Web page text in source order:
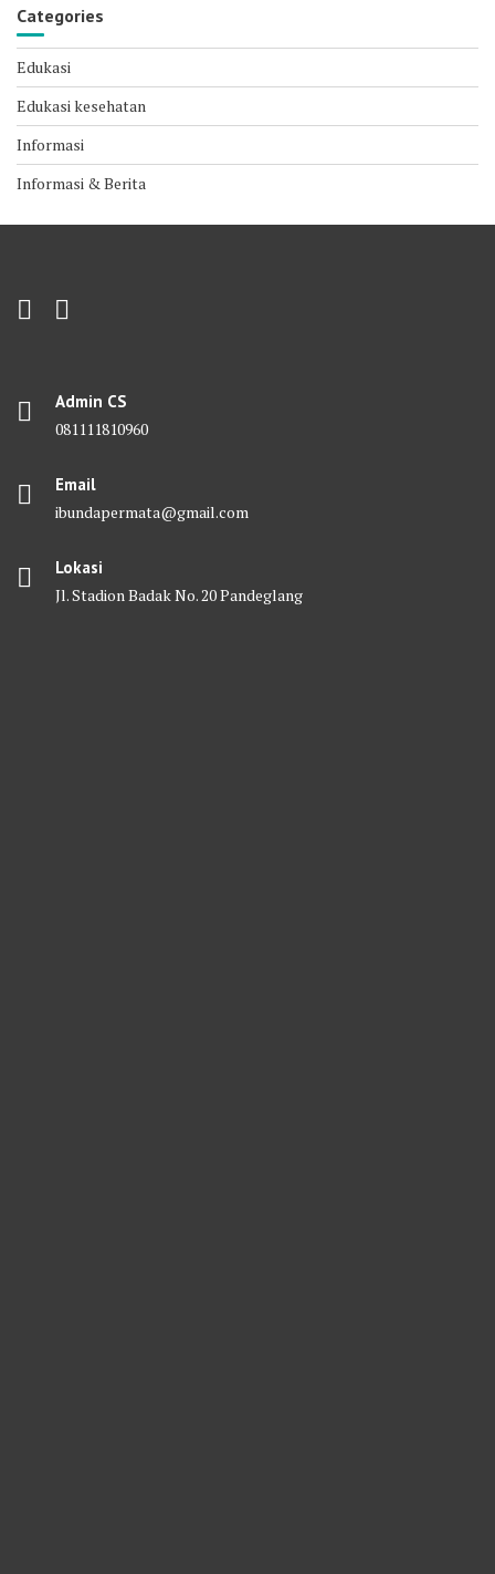
Categories
Edukasi
Edukasi kesehatan
Informasi
Informasi & Berita
Admin CS
081111810960
Email
ibundapermata@gmail.com
Lokasi
Jl. Stadion Badak No. 20 Pandeglang